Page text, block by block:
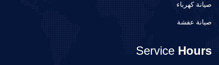
صيانة كهرباء
صيانة عفشة
Service Hours